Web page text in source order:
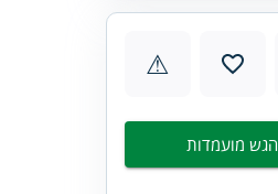
⚠
הגש מועמדות